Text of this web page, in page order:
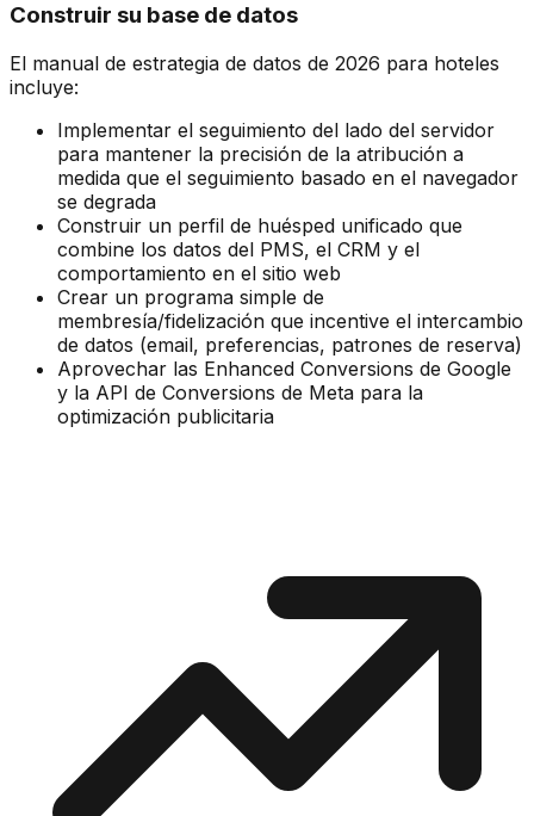
Construir su base de datos
El manual de estrategia de datos de 2026 para hoteles
incluye:
Implementar el seguimiento del lado del servidor
para mantener la precisión de la atribución a
medida que el seguimiento basado en el navegador
se degrada
Construir un perfil de huésped unificado que
combine los datos del PMS, el CRM y el
comportamiento en el sitio web
Crear un programa simple de
membresía/fidelización que incentive el intercambio
de datos (email, preferencias, patrones de reserva)
Aprovechar las Enhanced Conversions de Google
y la API de Conversions de Meta para la
optimización publicitaria